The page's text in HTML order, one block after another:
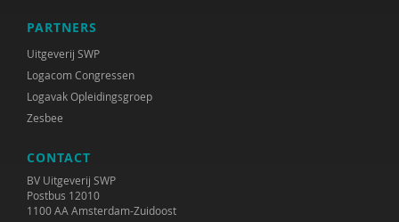
Niels Bloembergen
Jeroen Boekhoven
Paul Boelen
Marjan Boertjes
Rinke Bok
PARTNERS
Uitgeverij SWP
Logacom Congressen
Logavak Opleidingsgroep
Zesbee
CONTACT
BV Uitgeverij SWP
Postbus 12010
1100 AA Amsterdam-Zuidoost